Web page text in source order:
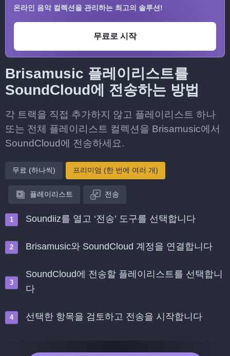
온라인 음악 컬렉션을 관리하는 최고의 솔루션!
무료로 시작
Brisamusic 플레이리스트를
SoundCloud에 전송하는 방법
각 트랙을 직접 추가하지 않고 플레이리스트 하나
또는 전체 플레이리스트 컬렉션을 Brisamusic에서
SoundCloud에 전송하세요.
무료 (하나씩) 프리미엄 (한 번에 여러 개)
플레이리스트 전송
Soundiiz를 열고 ‘전송’ 도구를 선택합니다
Brisamusic와 SoundCloud 계정을 연결합니다
SoundCloud에 전송할 플레이리스트를 선택합니
다
선택한 항목을 검토하고 전송을 시작합니다